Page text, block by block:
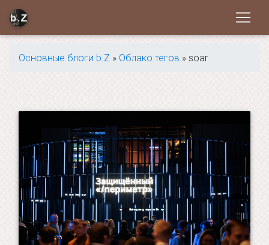
Основные блоги b.Z » Облако тегов » soar